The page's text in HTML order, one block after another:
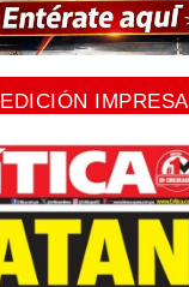
EDICIÓN IMPRESA